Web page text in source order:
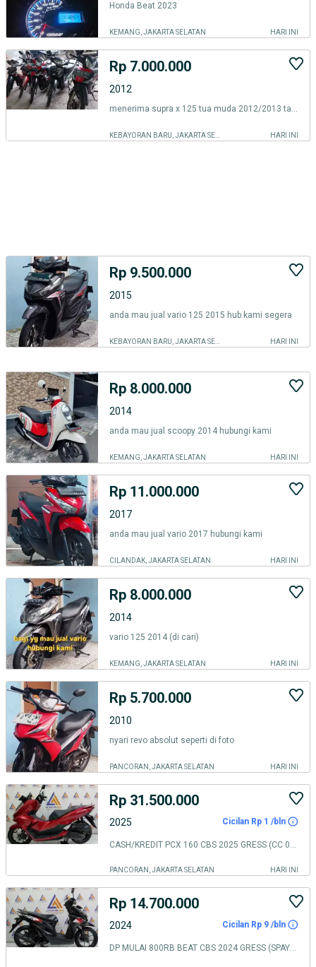
Honda Beat 2023
KEMANG, JAKARTA SELATAN HARI INI
Rp 7.000.000
2012
menerima supra x 125 tua muda 2012/2013 tahun 2014
HARI INI
Rp 9.500.000
2015
anda mau jual vario 125 2015 hub.kami segera
HARI INI
Rp 8.000.000
2014
anda mau jual scoopy 2014 hubungi kami
KEMANG, JAKARTA SELATAN HARI INI
Rp 11.000.000
2017
anda mau jual vario 2017 hubungi kami
CILANDAK, JAKARTA SELATAN HARI INI
Rp 8.000.000
2014
vario 125 2014 (di cari)
KEMANG, JAKARTA SELATAN HARI INI
Rp 5.700.000
2010
nyari revo absolut seperti di foto
PANCORAN, JAKARTA SELATAN HARI INI
Rp 31.500.000
2025 Cicilan Rp 1 /bln
PANCORAN, JAKARTA SELATAN HARI INI
Rp 14.700.000
2024 Cicilan Rp 9 /bln